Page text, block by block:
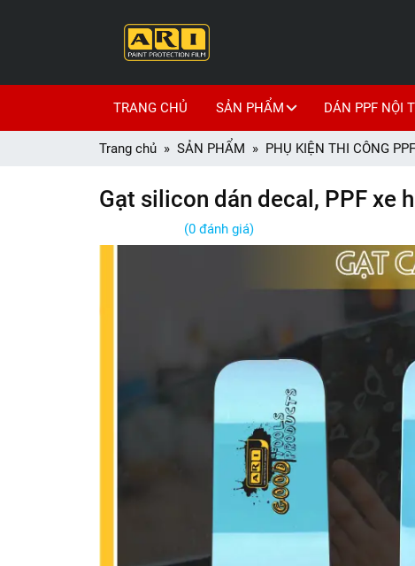
TRANG CHỦ SẢN PHẨM DÁN PPF NỘI
Trang chủ SẢN PHẨM PHỤ KIỆN THI CÔNG PPF
Gạt silicon dán decal, PPF xe
(0 đánh giá)